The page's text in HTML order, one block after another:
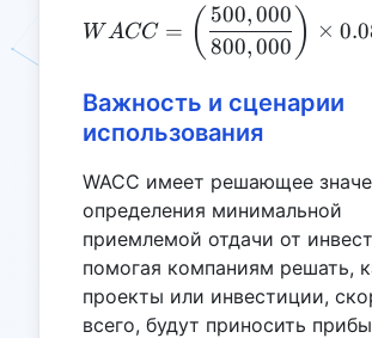
WACC =
W ACC = ( 800,000
500,000 ) ×
Важность и сценарии
использования
WACC имеет решающее
определения минимальной
приемлемой отдачи от
помогая компаниям решать,
проекты или инвестиции,
всего, будут приносить